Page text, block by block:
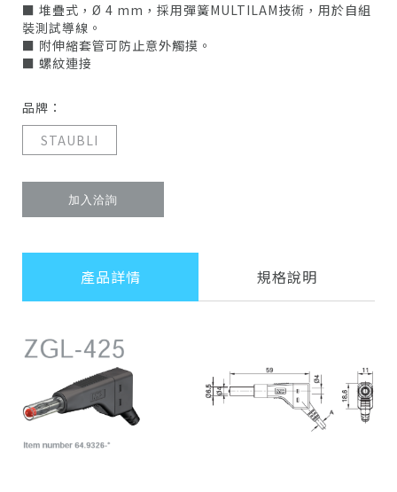
■ 堆疊式，Ø 4 mm，採用彈簧MULTILAM技術，用於自組
裝測試導線。
■ 附伸縮套管可防止意外觸摸。
■ 螺紋連接
品牌：
STAUBLI
加入洽詢
產品詳情 規格說明